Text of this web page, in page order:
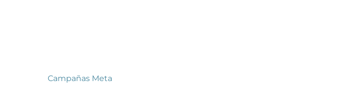
Campañas Meta